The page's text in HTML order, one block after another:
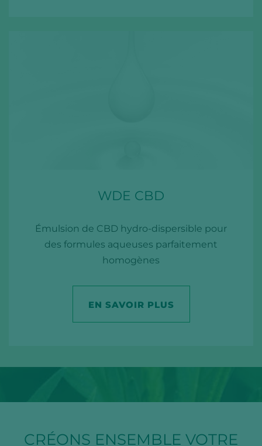
WDE CBD
Émulsion de CBD hydro-dispersible pour
des formules aqueuses parfaitement
homogènes
EN SAVOIR PLUS
CRÉONS ENSEMBLE VOTRE